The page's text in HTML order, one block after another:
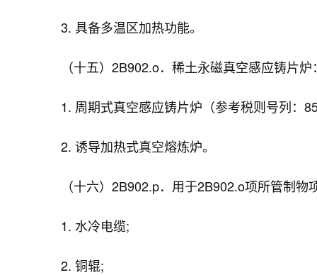
3. 具备多温区加热功能。
（十五）2B902.o．稀土永磁真空感应铸片炉
1. 周期式真空感应铸片炉（参考税则号列：
2. 诱导加热式真空熔炼炉。
（十六）2B902.p．用于2B902.o项所管制物
1. 水冷电缆;
2. 铜辊;